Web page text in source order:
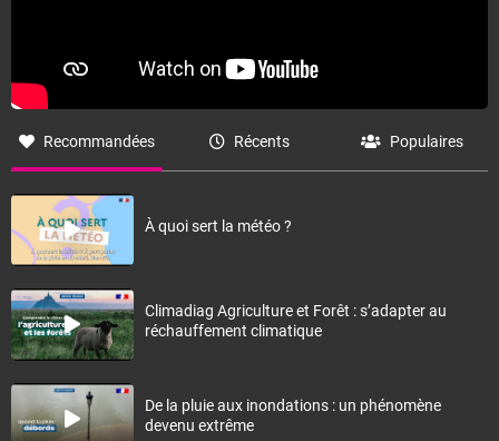
Recommandées Récents Populaires
À quoi sert la météo ?
Climadiag Agriculture et Forêt : s’adapter au
réchauffement climatique
De la pluie aux inondations : un phénomène
devenu extrême